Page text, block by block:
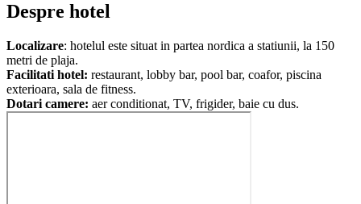
Despre hotel
Localizare: hotelul este situat in partea nordica a statiunii, la 150
metri de plaja.
Facilitati hotel: restaurant, lobby bar, pool bar, coafor, piscina
exterioara, sala de fitness.
Dotari camere: aer conditionat, TV, frigider, baie cu dus.